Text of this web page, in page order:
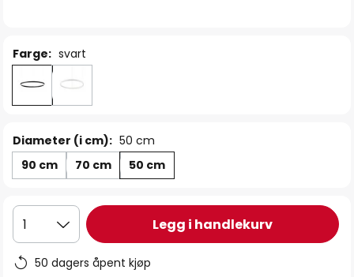
Farge: svart
Diameter (i cm): 50 cm
90 cm
70 cm 50 cm
1 Legg i handlekurv
50 dagers åpent kjøp